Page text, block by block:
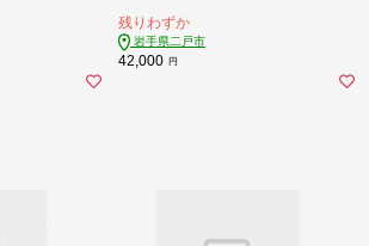
トラベル ホテル 旅館 観光 国内旅行
旅行券 宿泊券 洋室 岩手県 二戸市
残りわずか
岩手県二戸市
42,000 円